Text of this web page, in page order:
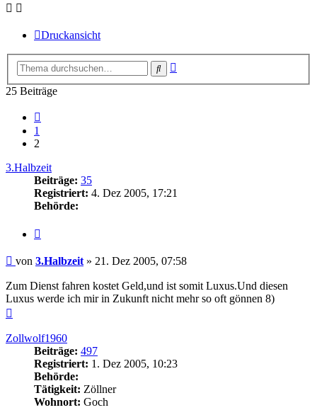
Druckansicht
Suche
25 Beiträge
1
2
3.Halbzeit
Beiträge: 35
Registriert: 4. Dez 2005, 17:21
Behörde:
Beitrag
von 3.Halbzeit » 21. Dez 2005, 07:58
Zum Dienst fahren kostet Geld,und ist somit Luxus.Und diesen
Luxus werde ich mir in Zukunft nicht mehr so oft gönnen 8)
Zollwolf1960
Beiträge: 497
Registriert: 1. Dez 2005, 10:23
Behörde:
Tätigkeit: Zöllner
Wohnort: Goch